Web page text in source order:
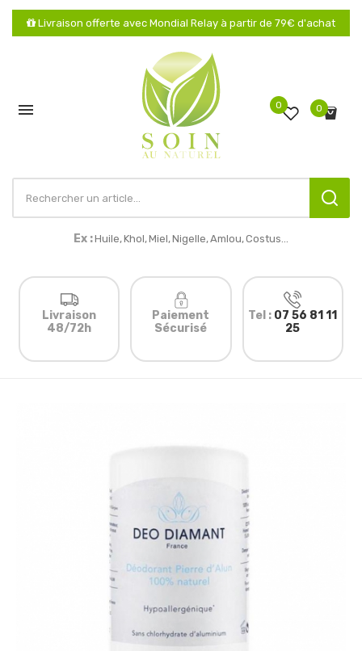
Livraison offerte avec Mondial Relay à partir de 79€ d'achat
 0 0
Ex :Huile,Khol,Miel,Nigelle,Amlou,Costus...
Livraison
48/72h
Paiement
Sécurisé
Tel : 07 56 81 11
25